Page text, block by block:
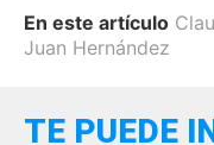
En este artículo
Juan Hernández
TE PUEDE